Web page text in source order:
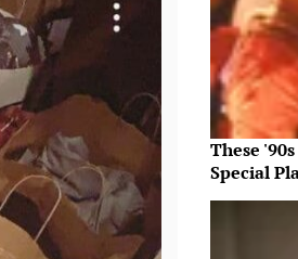
These
Special